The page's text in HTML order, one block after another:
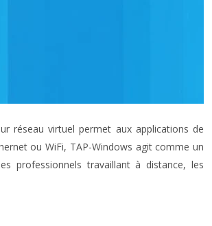
réseau virtuel permet aux applications de
ou WiFi, TAP-Windows agit comme un
professionnels travaillant à distance, les